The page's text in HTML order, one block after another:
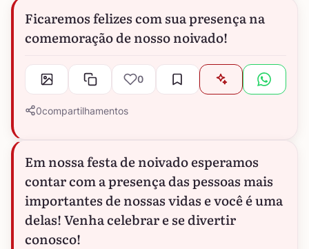
Ficaremos felizes com sua presença na
comemoração de nosso noivado!
0
0compartilhamentos
Em nossa festa de noivado esperamos
contar com a presença das pessoas mais
importantes de nossas vidas e você é uma
delas! Venha celebrar e se divertir
conosco!